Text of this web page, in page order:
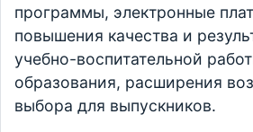
программы, электронные
повышения качества и
учебно-воспитательной
образования, расширения
выбора для выпускников.